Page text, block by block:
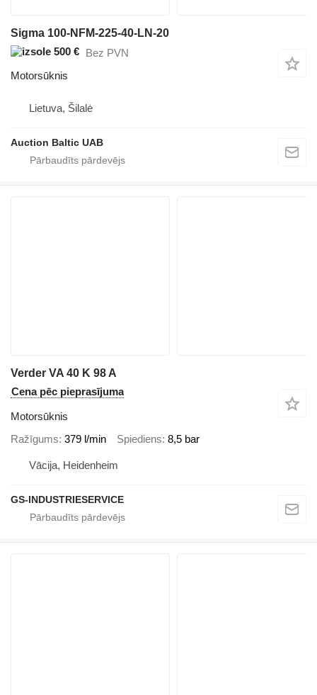
Sigma 100-NFM-225-40-LN-20
500 € Bez PVN
Motorsūknis
Lietuva, Šilalė
Auction Baltic UAB
Verder VA 40 K 98 A
Cena pēc pieprasījuma
Motorsūknis
Ražīgums 379 l/min Spiediens 8,5 bar
Vācija, Heidenheim
GS-INDUSTRIESERVICE